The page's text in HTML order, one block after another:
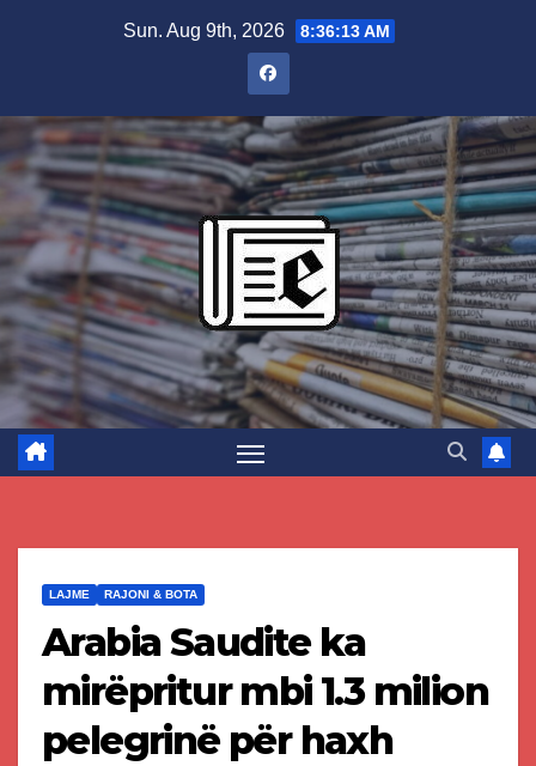
Sun. Aug 9th, 2026 8:36:14 AM
LAJME RAJONI & BOTA
Arabia Saudite ka
mirëpritur mbi 1.3 milion
pelegrinë për haxh